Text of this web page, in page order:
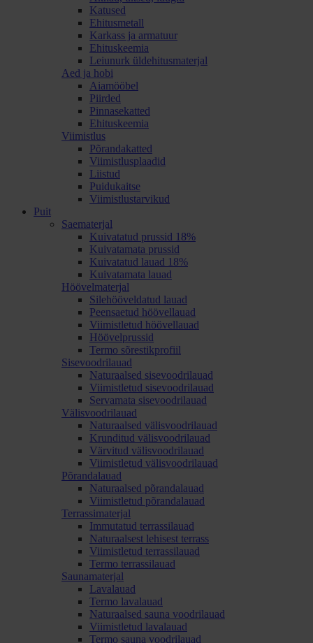
Katused
Ehitusmetall
Karkass ja armatuur
Ehituskeemia
Leiunurk üldehitusmaterjal
Aed ja hobi
Aiamööbel
Piirded
Pinnasekatted
Ehituskeemia
Viimistlus
Põrandakatted
Viimistlusplaadid
Liistud
Puidukaitse
Viimistlustarvikud
Puit
Saematerjal
Kuivatatud prussid 18%
Kuivatamata prussid
Kuivatatud lauad 18%
Kuivatamata lauad
Höövelmaterjal
Silehööveldatud lauad
Peensaetud höövellauad
Viimistletud höövellauad
Höövelprussid
Termo sõrestikprofiil
Sisevoodrilauad
Naturaalsed sisevoodrilauad
Viimistletud sisevoodrilauad
Servamata sisevoodrilauad
Välisvoodrilauad
Naturaalsed välisvoodrilauad
Krunditud välisvoodrilauad
Värvitud välisvoodrilauad
Viimistletud välisvoodrilauad
Põrandalauad
Naturaalsed põrandalauad
Viimistletud põrandalauad
Terrassimaterjal
Immutatud terrassilauad
Naturaalsest lehisest terrass
Viimistletud terrassilauad
Termo terrassilauad
Saunamaterjal
Lavalauad
Termo lavalauad
Naturaalsed sauna voodrilauad
Viimistletud lavalauad
Termo sauna voodrilauad